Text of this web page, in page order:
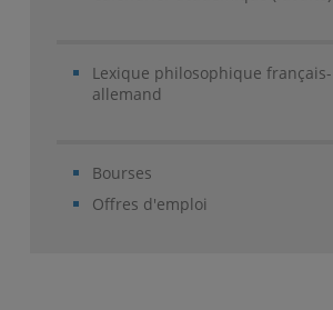
Lexique philosophique français-
allemand
Bourses
Offres d'emploi